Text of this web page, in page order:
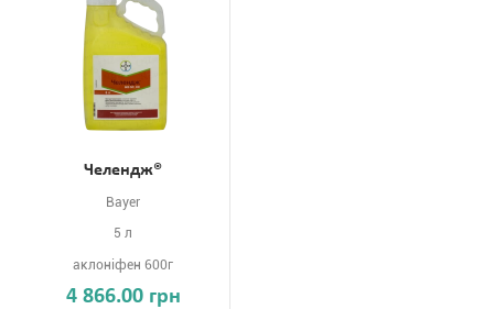
Челендж®
Bayer
5 л
аклоніфен 600г
4 866.00 грн